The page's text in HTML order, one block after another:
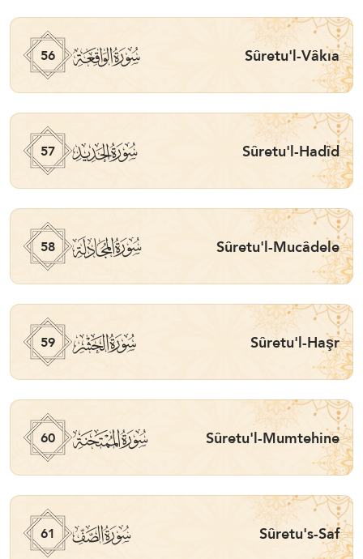
56 ﯥ Sûretu'l-Vâkıa
57 ﯦ Sûretu'l-Hadîd
58 ﯧ Sûretu'l-Mucâdele
59 ﯨ Sûretu'l-Haşr
60 ﯩ Sûretu'l-Mumtehine
61 ﯪ Sûretu's-Saf